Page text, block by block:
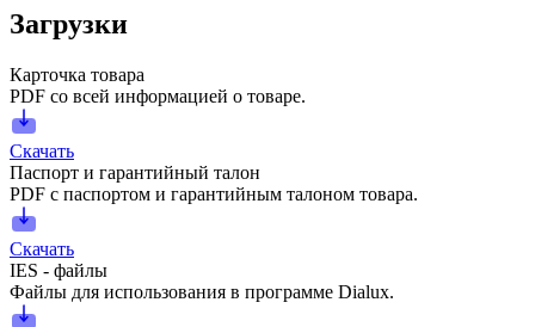
Загрузки
Карточка товара
PDF со всей информацией о товаре.
Скачать
Паспорт и гарантийный талон
PDF с паспортом и гарантийным талоном товара.
Скачать
IES - файлы
Файлы для использования в программе Dialux.